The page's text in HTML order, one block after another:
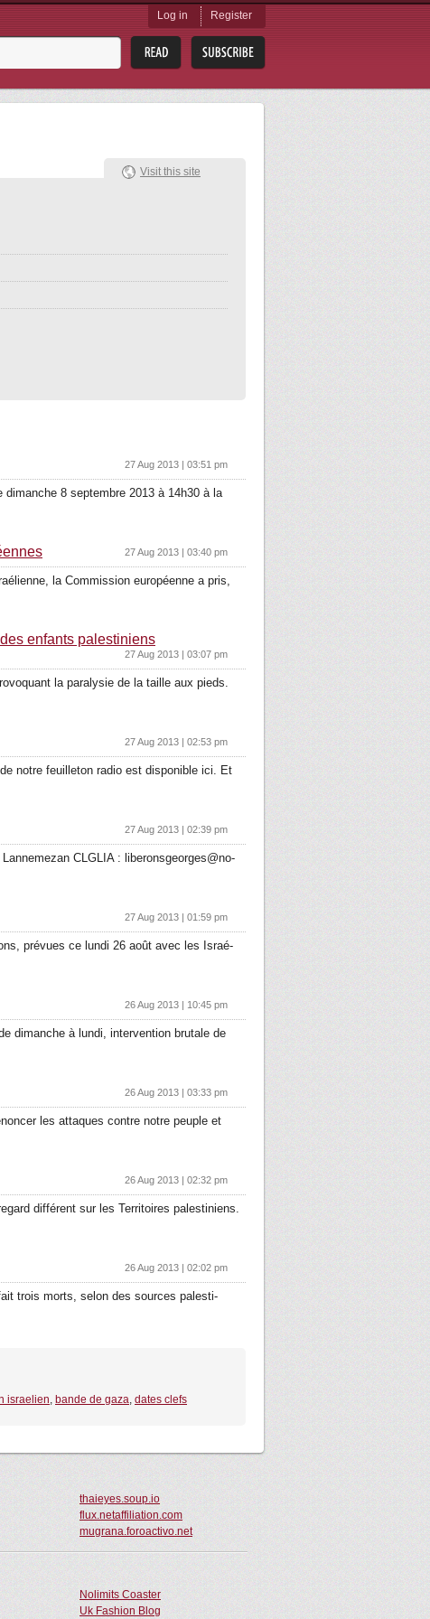
Log in Register
Visit this site
27 Aug 2013 | 03:51 pm
8 septembre 2013 à 14h30 à la
27 Aug 2013 | 03:40 pm
la Com­mission euro­péenne a pris,
enfants palestiniens
27 Aug 2013 | 03:07 pm
la para­lysie de la taille aux pieds.
27 Aug 2013 | 02:53 pm
notre feuilleton radio est dis­po­nible ici. Et
27 Aug 2013 | 02:39 pm
CLGLIA : liberonsgeorges@no-
27 Aug 2013 | 01:59 pm
prévues ce lundi 26 août avec les Israé­
26 Aug 2013 | 10:45 pm
dimanche à lundi, inter­vention brutale de
26 Aug 2013 | 03:33 pm
les attaques contre notre peuple et
26 Aug 2013 | 02:32 pm
dif­férent sur les Ter­ri­toires pales­ti­niens.
26 Aug 2013 | 02:02 pm
trois morts, selon des sources pales­ti­
israelien, bande de gaza, dates clefs
thaieyes.soup.io
flux.netaffiliation.com
mugrana.foroactivo.net
Nolimits Coaster
Uk Fashion Blog